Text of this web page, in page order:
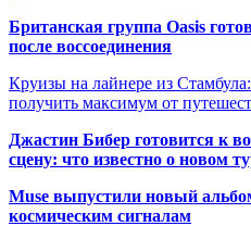
Британская группа Oasis
после воссоединения
Круизы на лайнере из
получить максимум от
Джастин Бибер готовится к
сцену: что известно о новом
Muse выпустили новый
космическим сигналам